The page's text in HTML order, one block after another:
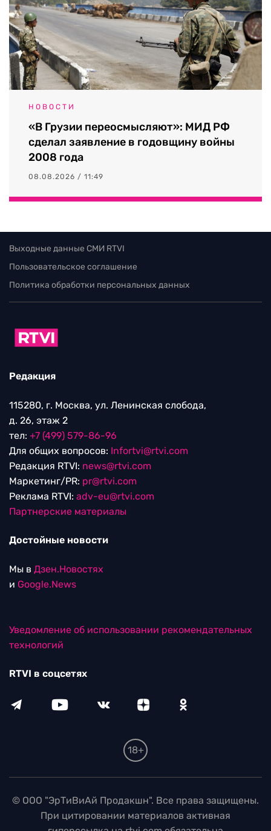
НОВОСТИ
«В Грузии переосмысляют»: МИД РФ
сделал заявление в годовщину войны
2008 года
08.08.2026 / 11:49
Выходные данные СМИ RTVI
Пользовательское соглашение
Политика обработки персональных данных
Редакция
115280, г. Москва, ул. Ленинская слобода,
д. 26, этаж 2
тел: +7 (499) 579-86-96
Для общих вопросов: Infortvi@rtvi.com
Редакция RTVI: news@rtvi.com
Маркетинг/PR: pr@rtvi.com
Реклама RTVI: adv-eu@rtvi.com
Партнерские материалы
Достойные новости
Мы в Дзен.Новостях
и Google.News
Уведомление об использовании рекомендательных
технологий
RTVI в соцсетях
18+
© ООО "ЭрТиВиАй Продакшн". Все права защищены.
При цитировании материалов активная